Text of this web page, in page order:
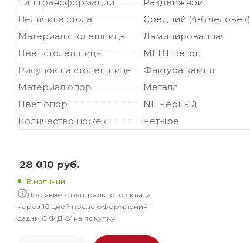
Величина стола
Средний (4-6 человек)
Материал столешницы
Ламинированная
Цвет столешницы
MEBT Бетон
Рисунок на столешнице
Фактура камня
Материал опор
Металл
Цвет опор
NE Черный
Количество ножек
Четыре
28 010 руб.
В наличии
Доставим с центрального склада
через 10 дней после оформления -
дадим СКИДКУ на покупку.